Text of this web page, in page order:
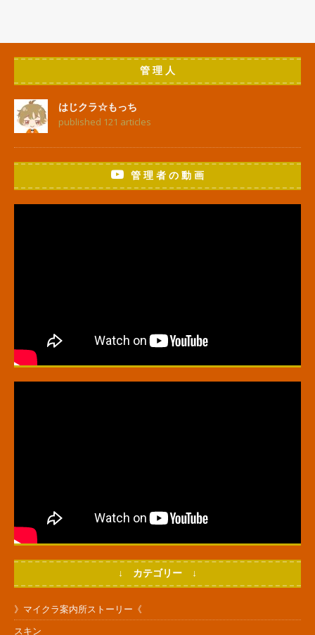
管 理 人
はじクラ☆もっち
published 121 articles
管 理 者 の 動 画
↓ カテゴリー ↓
》マイクラ案内所ストーリー《
スキン